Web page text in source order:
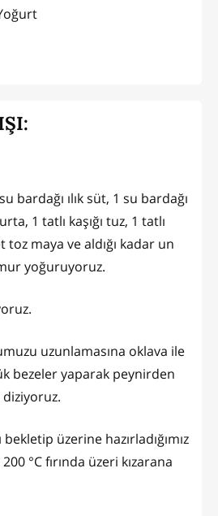
bardağı ılık süt, 1 su bardağı
1 tatlı kaşığı tuz, 1 tatlı
toz maya ve aldığı kadar un
yoğuruyoruz.
uzunlamasına oklava ile
bezeler yaparak peynirden
üzerine hazırladığımız
°C fırında üzeri kızarana